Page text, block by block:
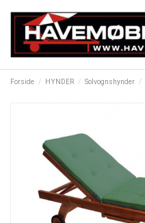
Forside HYNDER Solvognshynder